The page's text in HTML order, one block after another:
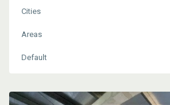
Cities
Areas
Default